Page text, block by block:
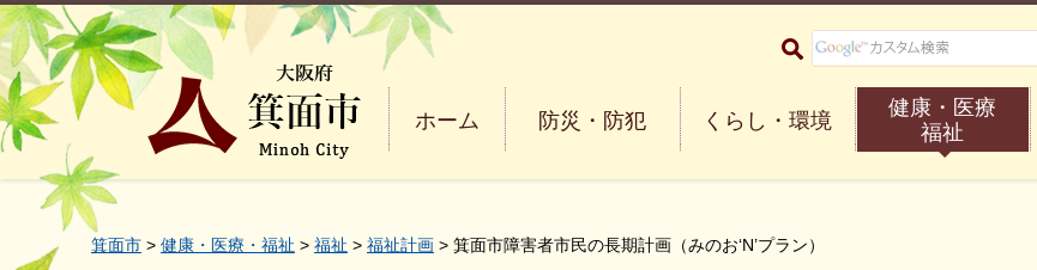
大阪府箕面市 Minoh City
ホーム 防災・防犯 くらし・環境
健康・医療
福祉
箕面市 > 健康・医療・福祉 > 福祉 > 福祉計画 > 箕面市障害者市民の長期計画（みのお‘N’プラン）